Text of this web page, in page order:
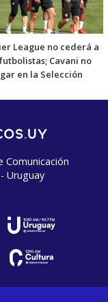
League no cederá a
Cavani no
en la Selección
Comunicación
Uruguay